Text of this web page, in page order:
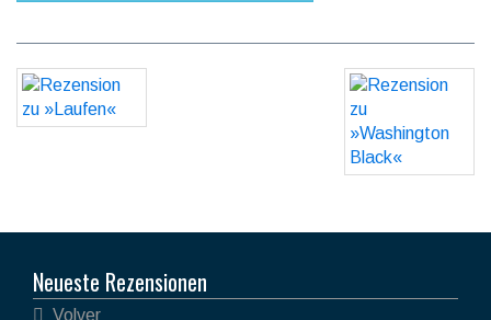
Neueste Rezensionen
Volver